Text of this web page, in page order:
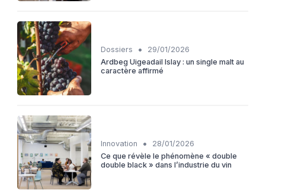
Dossiers •
29/01/2026
Ardbeg Uigeadail Islay : un single malt au
caractère affirmé
Innovation •
28/01/2026
Ce que révèle le phénomène « double
double black » dans l’industrie du vin